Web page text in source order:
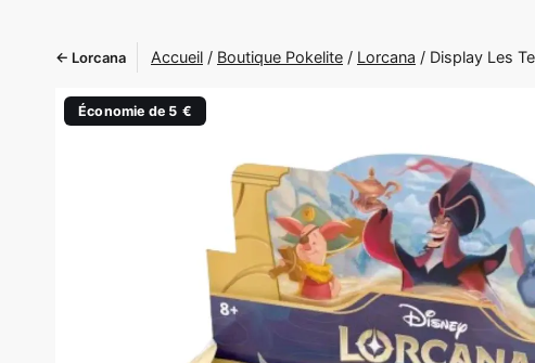
← Lorcana Accueil / Boutique Pokelite / Lorcana / Display Les
Économie de 5 €